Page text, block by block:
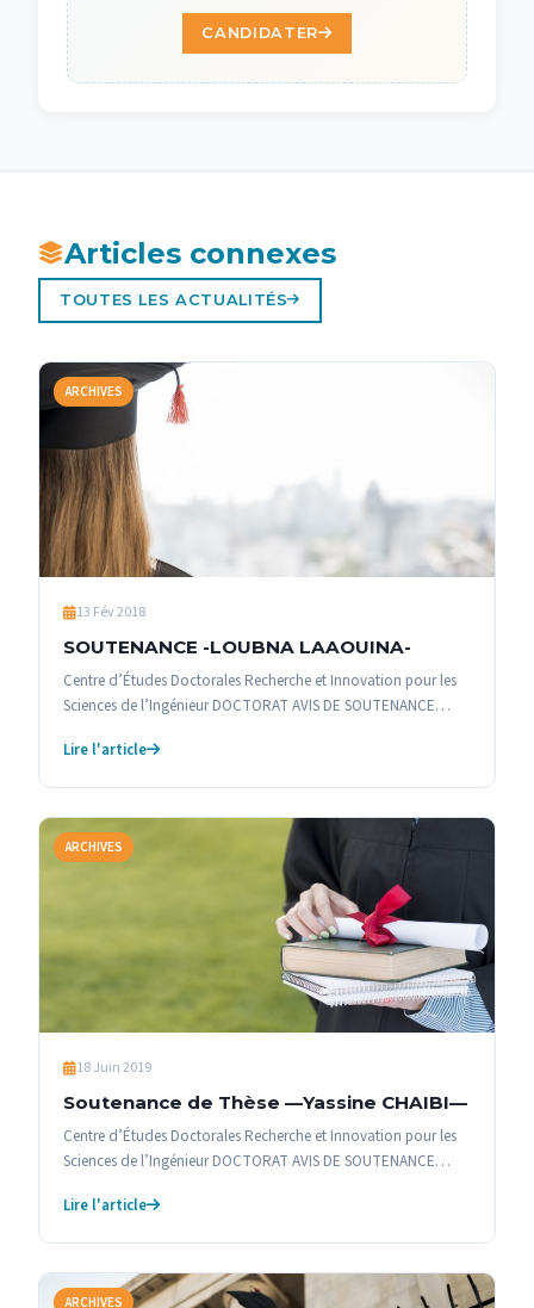
CANDIDATER
Articles connexes
TOUTES LES ACTUALITÉS
ARCHIVES
13 Fév 2018
SOUTENANCE -LOUBNA LAAOUINA-
Centre d’Études Doctorales Recherche et Innovation pour les
Sciences de l’Ingénieur DOCTORAT AVIS DE SOUTENANCE…
Lire l'article
ARCHIVES
18 Juin 2019
Soutenance de Thèse —Yassine CHAIBI—
Centre d’Études Doctorales Recherche et Innovation pour les
Sciences de l’Ingénieur DOCTORAT AVIS DE SOUTENANCE…
Lire l'article
ARCHIVES